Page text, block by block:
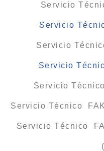
Servicio
Servicio
Servicio
Servicio
Servicio
Servicio Técnico
Servicio Técnico